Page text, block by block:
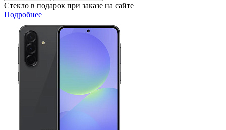
Стекло в подарок при заказе на сайте
Подробнее